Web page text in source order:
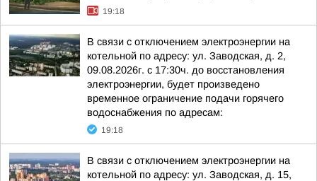
19:18
В связи с отключением электроэнергии на
котельной по адресу: ул. Заводская, д. 2,
09.08.2026г. с 17:30ч. до восстановления
электроэнергии, будет произведено
временное ограничение подачи горячего
водоснабжения по адресам:
19:18
В связи с отключением электроэнергии на
котельной по адресу: ул. Заводская, д. 15,